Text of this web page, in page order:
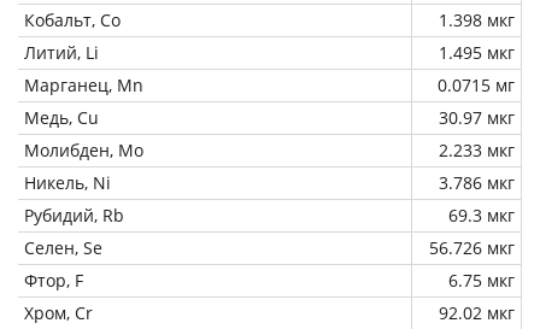
Кобальт, Co
1.398 мкг
Литий, Li
1.495 мкг
Марганец, Mn
0.0715 мг
Медь, Cu
30.97 мкг
Молибден, Mo
2.233 мкг
Никель, Ni
3.786 мкг
Рубидий, Rb
69.3 мкг
Селен, Se
56.726 мкг
Фтор, F
6.75 мкг
Хром, Cr
92.02 мкг